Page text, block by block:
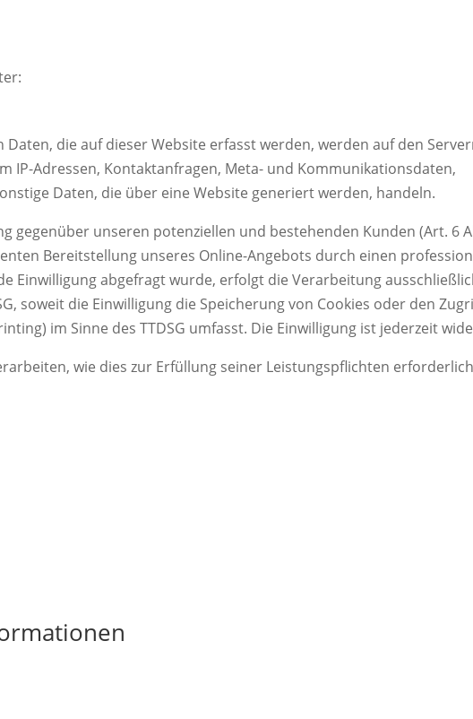
die auf dieser Website erfasst werden, werden auf den
IP-Adressen, Kontaktanfragen, Meta- und Kommunikationsdaten,
Daten, die über eine Website generiert werden, handeln.
gegenüber unseren potenziellen und bestehenden Kunden (Art. 6
Bereitstellung unseres Online-Angebots durch einen
Einwilligung abgefragt wurde, erfolgt die Verarbeitung
soweit die Einwilligung die Speicherung von Cookies oder den
im Sinne des TTDSG umfasst. Die Einwilligung ist jederzeit
wie dies zur Erfüllung seiner Leistungspflichten